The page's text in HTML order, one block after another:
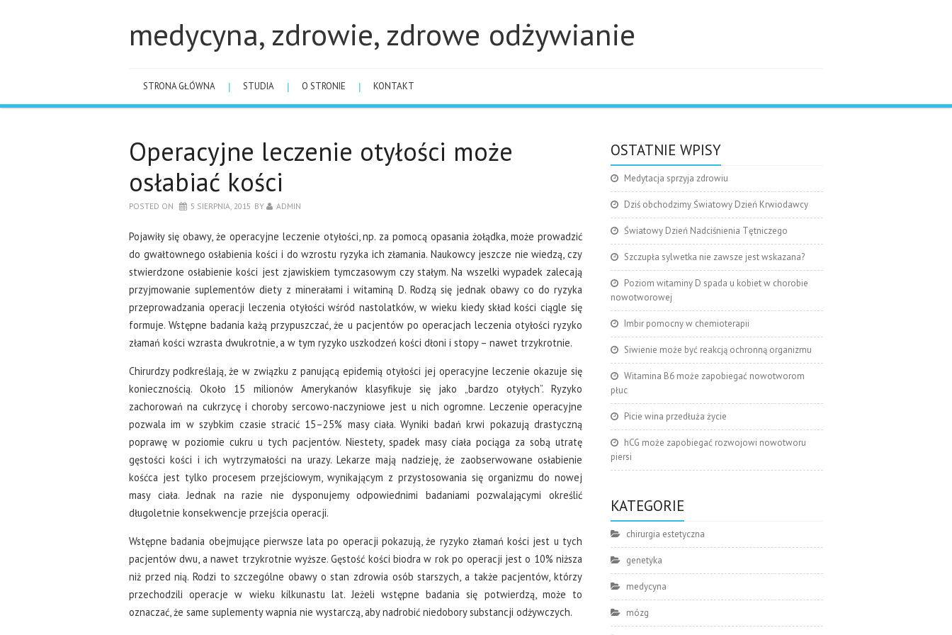
medycyna, zdrowie, zdrowe odżywianie
STRONA GŁÓWNA STUDIA O STRONIE KONTAKT
Operacyjne leczenie otyłości może
osłabiać kości
POSTED ON 5 SIERPNIA, 2015 BY ADMIN
Pojawiły się obawy, że operacyjne leczenie otyłości, np. za pomocą opasania żołądka, może prowadzić
do gwałtownego osłabienia kości i do wzrostu ryzyka ich złamania. Naukowcy jeszcze nie wiedzą, czy
stwierdzone osłabienie kości jest zjawiskiem tymczasowym czy stałym. Na wszelki wypadek zalecają
przyjmowanie suplementów diety z minerałami i witaminą D. Rodzą się jednak obawy co do ryzyka
przeprowadzania operacji leczenia otyłości wśród nastolatków, w wieku kiedy skład kości ciągle się
formuje. Wstępne badania każą przypuszczać, że u pacjentów po operacjach leczenia otyłości ryzyko
złamań kości wzrasta dwukrotnie, a w tym ryzyko uszkodzeń kości dłoni i stopy – nawet trzykrotnie.
Chirurdzy podkreślają, że w związku z panującą epidemią otyłości jej operacyjne leczenie okazuje się
koniecznością. Około 15 milionów Amerykanów klasyfikuje się jako „bardzo otyłych”. Ryzyko
zachorowań na cukrzycę i choroby sercowo-naczyniowe jest u nich ogromne. Leczenie operacyjne
pozwala im w szybkim czasie stracić 15–25% masy ciała. Wyniki badań krwi pokazują drastyczną
poprawę w poziomie cukru u tych pacjentów. Niestety, spadek masy ciała pociąga za sobą utratę
gęstości kości i ich wytrzymałości na urazy. Lekarze mają nadzieję, że zaobserwowane osłabienie
kośćca jest tylko procesem przejściowym, wynikającym z przystosowania się organizmu do nowej
masy ciała. Jednak na razie nie dysponujemy odpowiednimi badaniami pozwalającymi określić
długoletnie konsekwencje przejścia operacji.
Wstępne badania obejmujące pierwsze lata po operacji pokazują, że ryzyko złamań kości jest u tych
pacjentów dwu, a nawet trzykrotnie wyższe. Gęstość kości biodra w rok po operacji jest o 10% niższa
niż przed nią. Rodzi to szczególne obawy o stan zdrowia osób starszych, a także pacjentów, którzy
przechodzili operacje w wieku kilkunastu lat. Jeżeli wstępne badania się potwierdzą, może to
oznaczać, że same suplementy wapnia nie wystarczą, aby nadrobić niedobory substancji odżywczych.
OSTATNIE WPISY
Medytacja sprzyja zdrowiu
Dziś obchodzimy Światowy Dzień Krwiodawcy
Światowy Dzień Nadciśnienia Tętniczego
Szczupła sylwetka nie zawsze jest wskazana?
Poziom witaminy D spada u kobiet w chorobie
nowotworowej
Imbir pomocny w chemioterapii
Siwienie może być reakcją ochronną organizmu
Witamina B6 może zapobiegać nowotworom
płuc
Picie wina przedłuża życie
hCG może zapobiegać rozwojowi nowotworu
piersi
KATEGORIE
chirurgia estetyczna
genetyka
medycyna
mózg